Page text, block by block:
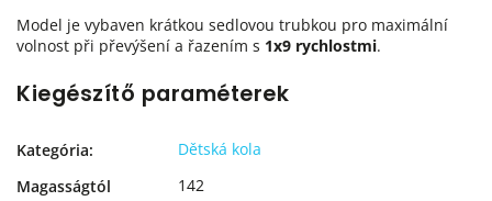
Model je vybaven krátkou sedlovou trubkou pro maximální
volnost při převýšení a řazením s 1x9 rychlostmi.
Kiegészítő paraméterek
Kategória:
Dětská kola
Magasságtól
142